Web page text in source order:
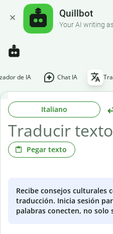
Quillbot
Your AI writing
de IA Chat IA
Italiano
Pegar texto
Recibe consejos culturales
traducción. Inicia sesión
palabras conecten, no solo